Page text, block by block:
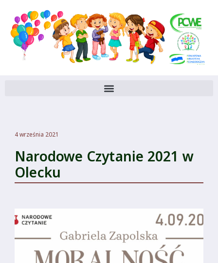
4 września 2021
Narodowe Czytanie 2021 w
Olecku